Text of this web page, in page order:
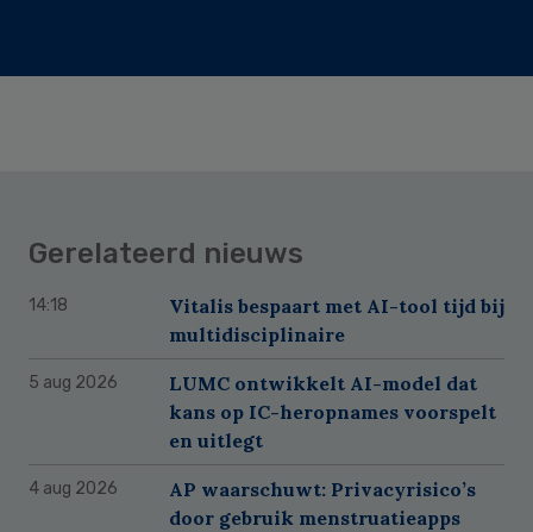
Gerelateerd nieuws
14:18
Vitalis bespaart met AI-tool tijd bij
multidisciplinaire
5 aug 2026
LUMC ontwikkelt AI-model dat
kans op IC-heropnames voorspelt
en uitlegt
4 aug 2026
AP waarschuwt: Privacyrisico’s
door gebruik menstruatieapps